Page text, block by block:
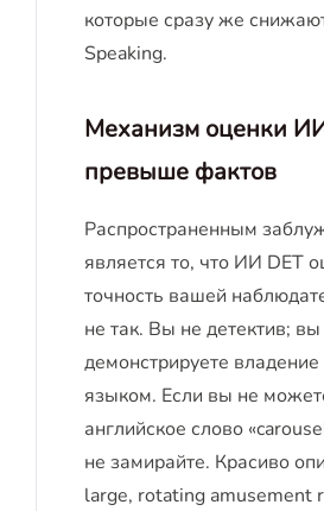
которые сразу же
Speaking.
Механизм оценки
превыше фактов
Распространенным
является то, что ИИ DET
точность вашей
не так. Вы не детектив; вы
демонстрируете
языком. Если вы не
английское слово
не замирайте. Красиво
large, rotating amusement